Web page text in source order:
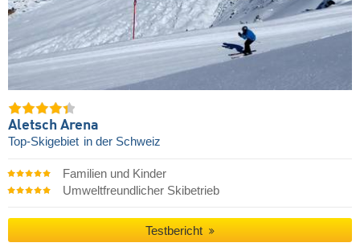
Aletsch Arena
Top-Skigebiet in der Schweiz
Familien und Kinder
Umweltfreundlicher Skibetrieb
Testbericht